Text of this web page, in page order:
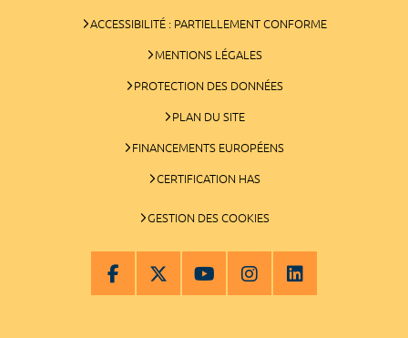
ACCESSIBILITÉ : PARTIELLEMENT CONFORME
MENTIONS LÉGALES
PROTECTION DES DONNÉES
PLAN DU SITE
FINANCEMENTS EUROPÉENS
CERTIFICATION HAS
GESTION DES COOKIES